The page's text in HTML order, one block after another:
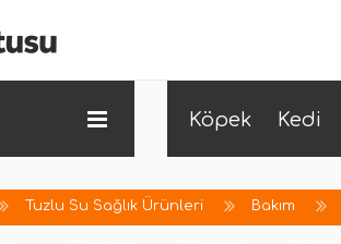
Köpek Kedi
Tuzlu Su Sağlık Ürünleri Bakım